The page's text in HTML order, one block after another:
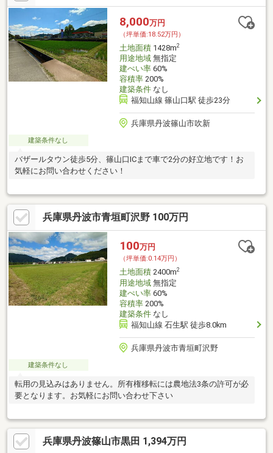
8,000万円
（坪単価:18.52万円）
土地面積1428m2
用途地域無指定
建ぺい率60%
容積率200%
建築条件なし
福知山線 篠山口駅 徒歩23分
兵庫県丹波篠山市吹新
建築条件なし
バザールタウン徒歩5分、篠山口ICまで車で2分の好立地です！お
気軽にお問い合わせください！
兵庫県丹波市青垣町沢野 100万円
100万円
（坪単価:0.14万円）
土地面積2400m2
用途地域無指定
建ぺい率60%
容積率200%
建築条件なし
福知山線 石生駅 徒歩8.0km
兵庫県丹波市青垣町沢野
建築条件なし
転用の見込みはありません。所有権移転には農地法3条の許可が必
要となります。お気軽にお問い合わせ下さい
兵庫県丹波篠山市黒田 1,394万円